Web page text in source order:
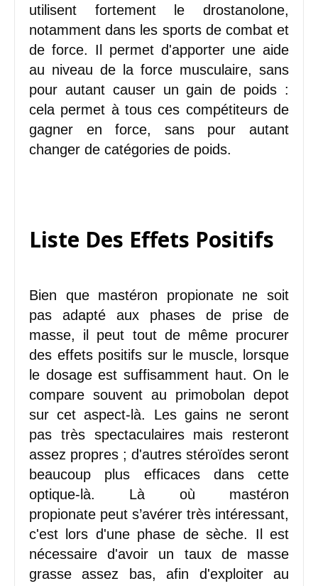
utilisent fortement le drostanolone,
notamment dans les sports de combat et
de force. Il permet d'apporter une aide
au niveau de la force musculaire, sans
pour autant causer un gain de poids :
cela permet à tous ces compétiteurs de
gagner en force, sans pour autant
changer de catégories de poids.
Liste Des Effets Positifs
Bien que mastéron propionate ne soit
pas adapté aux phases de prise de
masse, il peut tout de même procurer
des effets positifs sur le muscle, lorsque
le dosage est suffisamment haut. On le
compare souvent au primobolan depot
sur cet aspect-là. Les gains ne seront
pas très spectaculaires mais resteront
assez propres ; d'autres stéroïdes seront
beaucoup plus efficaces dans cette
optique-là. Là où mastéron
propionate peut s’avérer très intéressant,
c'est lors d'une phase de sèche. Il est
nécessaire d'avoir un taux de masse
grasse assez bas, afin d'exploiter au